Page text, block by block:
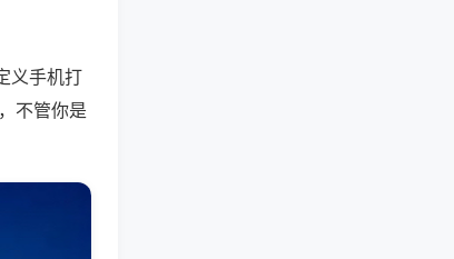
义手机打
不管你是